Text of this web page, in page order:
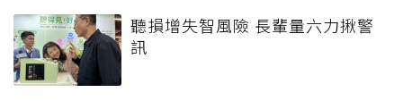
聽損增失智風險 長輩量六力揪警
訊